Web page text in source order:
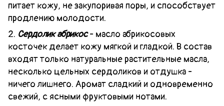
питает кожу, не закупоривая поры, и способствует
продлению молодости.
2. Сердолик абрикос- масло абрикосовых
косточек делает кожу мягкой и гладкой. В состав
входят только натуральные растительные масла,
несколько цельных сердоликов и отдушка -
ничего лишнего. Аромат сладкий и одновременно
свежий, с ясными фруктовыми нотами.